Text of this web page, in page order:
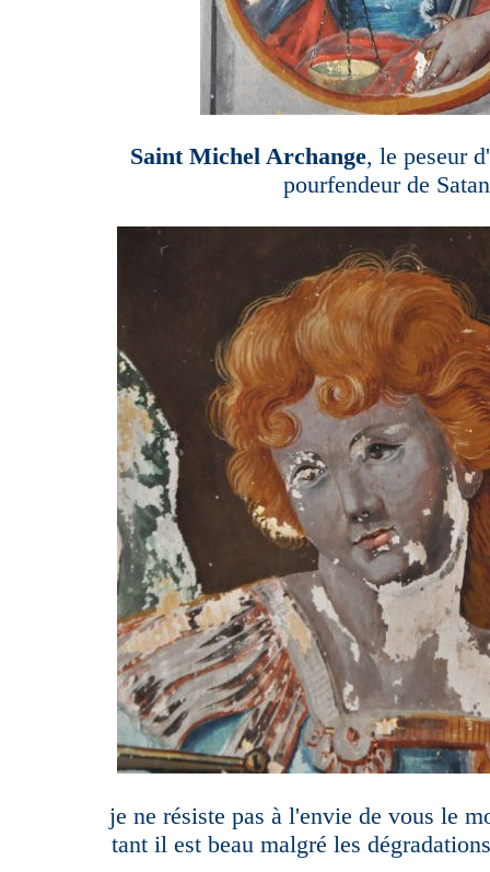
Saint Michel Archange, le peseur
pourfendeur de
je ne résiste pas à l'envie de vous le
tant il est beau malgré les